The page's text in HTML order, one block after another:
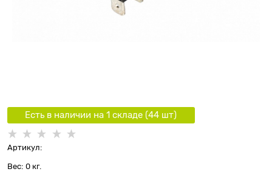
Есть в наличии на 1 складe (44 шт)
Артикул:
Вес: 0 кг.